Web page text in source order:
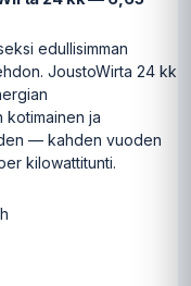
edullisimman
JoustoWirta 24 kk
kotimainen ja
— kahden vuoden
kilowattitunti.